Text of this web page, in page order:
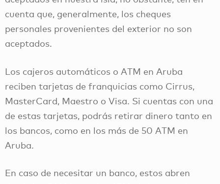
cuenta que, generalmente, los cheques
personales provenientes del exterior no son
aceptados.
Los cajeros automáticos o ATM en Aruba
reciben tarjetas de franquicias como Cirrus,
MasterCard, Maestro o Visa. Si cuentas con una
de estas tarjetas, podrás retirar dinero tanto en
los bancos, como en los más de 50 ATM en
Aruba.
En caso de necesitar un banco, estos abren